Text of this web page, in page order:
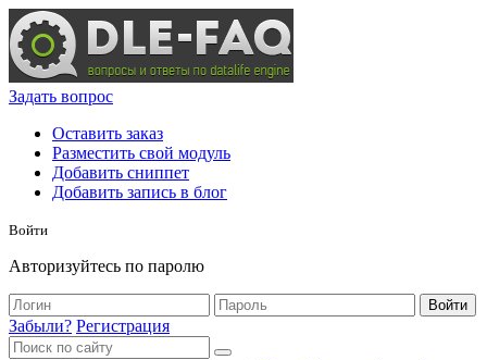
Задать вопрос
Оставить заказ
Разместить свой модуль
Добавить сниппет
Добавить запись в блог
Войти
Авторизуйтесь по паролю
Войти
Забыли? Регистрация